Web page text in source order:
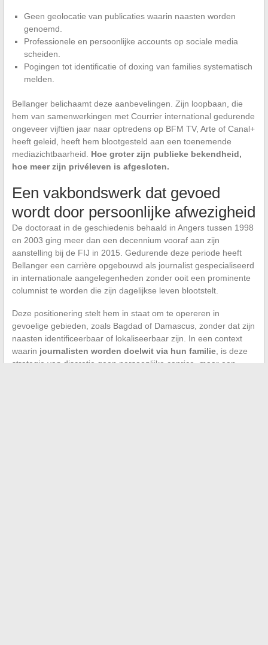
Geen geolocatie van publicaties waarin naasten worden
genoemd.
Professionele en persoonlijke accounts op sociale media
scheiden.
Pogingen tot identificatie of doxing van families systematisch
melden.
Bellanger belichaamt deze aanbevelingen. Zijn loopbaan, die
hem van samenwerkingen met Courrier international gedurende
ongeveer vijftien jaar naar optredens op BFM TV, Arte of Canal+
heeft geleid, heeft hem blootgesteld aan een toenemende
mediazichtbaarheid. Hoe groter zijn publieke bekendheid,
hoe meer zijn privéleven is afgesloten.
Een vakbondswerk dat gevoed
wordt door persoonlijke afwezigheid
De doctoraat in de geschiedenis behaald in Angers tussen 1998
en 2003 ging meer dan een decennium vooraf aan zijn
aanstelling bij de FIJ in 2015. Gedurende deze periode heeft
Bellanger een carrière opgebouwd als journalist gespecialiseerd
in internationale aangelegenheden zonder ooit een prominente
columnist te worden die zijn dagelijkse leven blootstelt.
Deze positionering stelt hem in staat om te opereren in
gevoelige gebieden, zoals Bagdad of Damascus, zonder dat zijn
naasten identificeerbaar of lokaliseerbaar zijn. In een context
waarin journalisten worden doelwit via hun familie, is deze
strategie van discretie geen persoonlijke caprice, maar een